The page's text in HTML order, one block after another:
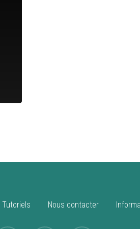
Tutoriels Nous contacter